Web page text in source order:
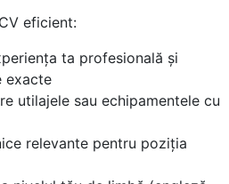
eficient:
ta profesională și
exacte
utilajele sau echipamentele cu
relevante pentru poziția